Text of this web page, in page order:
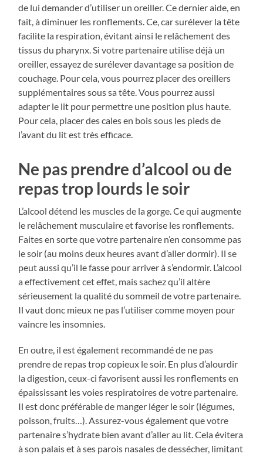
de lui demander d’utiliser un oreiller. Ce dernier aide, en
fait, à diminuer les ronflements. Ce, car surélever la tête
facilite la respiration, évitant ainsi le relâchement des
tissus du pharynx. Si votre partenaire utilise déjà un
oreiller, essayez de surélever davantage sa position de
couchage. Pour cela, vous pourrez placer des oreillers
supplémentaires sous sa tête. Vous pourrez aussi
adapter le lit pour permettre une position plus haute.
Pour cela, placer des cales en bois sous les pieds de
l’avant du lit est très efficace.
Ne pas prendre d’alcool ou de
repas trop lourds le soir
L’alcool détend les muscles de la gorge. Ce qui augmente
le relâchement musculaire et favorise les ronflements.
Faites en sorte que votre partenaire n’en consomme pas
le soir (au moins deux heures avant d’aller dormir). Il se
peut aussi qu’il le fasse pour arriver à s’endormir. L’alcool
a effectivement cet effet, mais sachez qu’il altère
sérieusement la qualité du sommeil de votre partenaire.
Il vaut donc mieux ne pas l’utiliser comme moyen pour
vaincre les insomnies.
En outre, il est également recommandé de ne pas
prendre de repas trop copieux le soir. En plus d’alourdir
la digestion, ceux-ci favorisent aussi les ronflements en
épaississant les voies respiratoires de votre partenaire.
Il est donc préférable de manger léger le soir (légumes,
poisson, fruits…). Assurez-vous également que votre
partenaire s’hydrate bien avant d’aller au lit. Cela évitera
à son palais et à ses parois nasales de dessécher, limitant